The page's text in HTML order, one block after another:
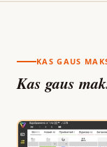
KAS GAUS
Kas gaus